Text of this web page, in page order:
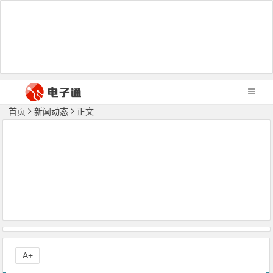
首页 新闻动态 正文
A+